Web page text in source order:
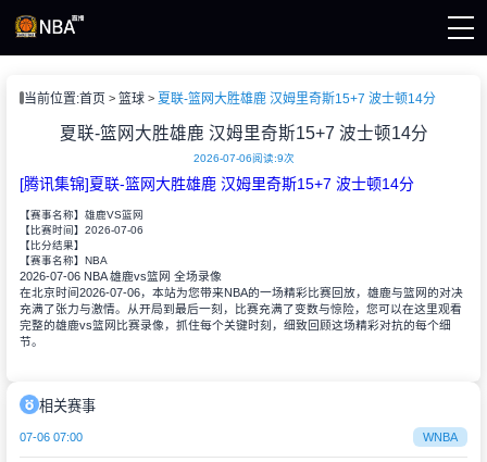
播
锦
当前位置:首页 篮球 夏联-篮网大胜雄鹿 汉姆里奇斯15+7 波士顿14分
夏联-篮网大胜雄鹿 汉姆里奇斯15+7 波士顿14分
2026-07-06阅读:9次
[腾讯集锦]夏联-篮网大胜雄鹿 汉姆里奇斯15+7 波士顿14分
【赛事名称】 雄鹿VS篮网
【比赛时间】 2026-07-06
【比分结果】
【赛事名称】 NBA
2026-07-06 NBA 雄鹿vs篮网 全场录像
在北京时间2026-07-06，本站为您带来NBA的一场精彩比赛回放，雄鹿与篮网的对决
充满了张力与激情。从开局到最后一刻，比赛充满了变数与惊险，您可以在这里观看
完整的雄鹿vs篮网比赛录像，抓住每个关键时刻，细致回顾这场精彩对抗的每个细
节。
相关赛事
07-06 07:00 WNBA